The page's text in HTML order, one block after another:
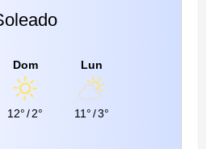
Dom
12°/2°
Lun
11°/3°